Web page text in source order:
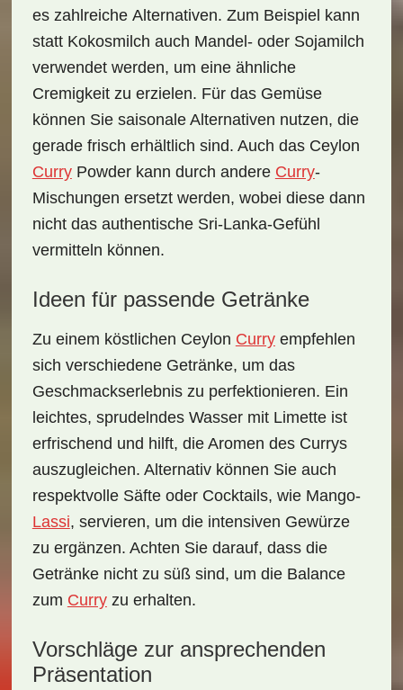
es zahlreiche Alternativen. Zum Beispiel kann
statt Kokosmilch auch Mandel- oder Sojamilch
verwendet werden, um eine ähnliche
Cremigkeit zu erzielen. Für das Gemüse
können Sie saisonale Alternativen nutzen, die
gerade frisch erhältlich sind. Auch das Ceylon
CurryPowder kann durch andere Curry-
Mischungen ersetzt werden, wobei diese dann
nicht das authentische Sri-Lanka-Gefühl
vermitteln können.
Ideen für passende Getränke
Zu einem köstlichen Ceylon Curryempfehlen
sich verschiedene Getränke, um das
Geschmackserlebnis zu perfektionieren. Ein
leichtes, sprudelndes Wasser mit Limette ist
erfrischend und hilft, die Aromen des Currys
auszugleichen. Alternativ können Sie auch
respektvolle Säfte oder Cocktails, wie Mango-
Lassi, servieren, um die intensiven Gewürze
zu ergänzen. Achten Sie darauf, dass die
Getränke nicht zu süß sind, um die Balance
zum Curryzu erhalten.
Vorschläge zur ansprechenden
Präsentation